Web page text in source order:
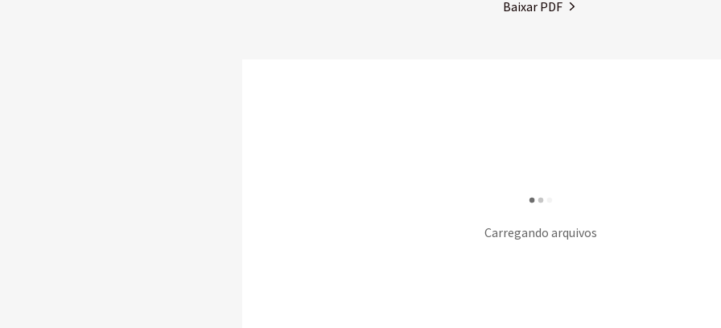
Baixar PDF
Carregando arquivos